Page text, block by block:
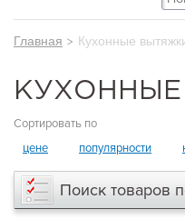
Главная > Кухонные
Сортировать по
цене
популярности
Поиск товаров